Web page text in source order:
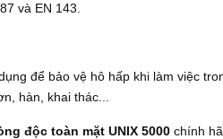
và EN 143.
để bảo vệ hô hấp khi làm việc
hàn, khai thác...
độc toàn mặt UNIX 5000 chính